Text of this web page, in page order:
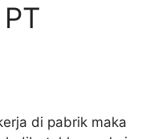
di pabrik maka